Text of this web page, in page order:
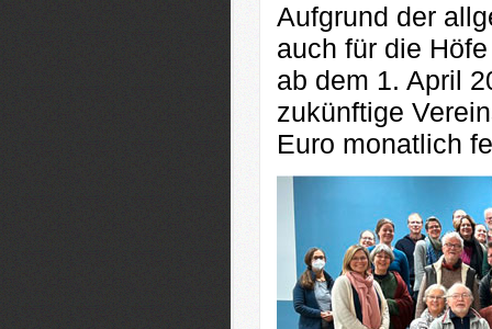
Aufgrund der
auch für die
ab dem 1. April
zukünftige
Euro monatlich